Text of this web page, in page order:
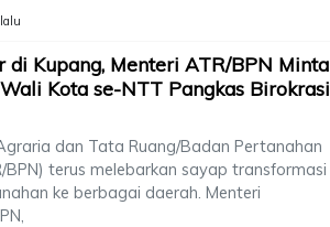
di Kupang, Menteri ATR/BPN Minta
Kota se-NTT Pangkas Birokrasi
dan Tata Ruang/Badan Pertanahan
BPN) terus melebarkan sayap transformasi
ke berbagai daerah. Menteri